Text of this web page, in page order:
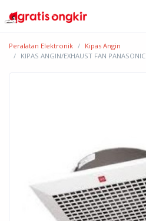
Peralatan Elektronik
Kipas Angin
KIPAS ANGIN/EXHAUST FAN PANASONIC